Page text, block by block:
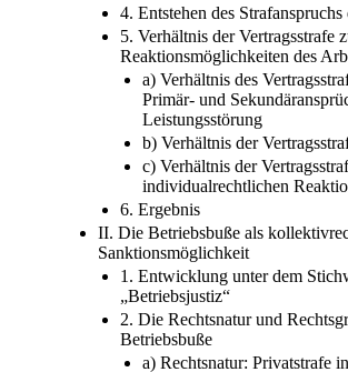
4. Entstehen des
5. Verhältnis der Vertragsstrafe
Reaktionsmöglichkeiten des
a) Verhältnis des
Primär- und
Leistungsstörung
b) Verhältnis der
c) Verhältnis der
individualrechtlichen
6. Ergebnis
II. Die Betriebsbuße als
Sanktionsmöglichkeit
1. Entwicklung unter dem
„Betriebsjustiz“
2. Die Rechtsnatur und
Betriebsbuße
a) Rechtsnatur: Privatstrafe